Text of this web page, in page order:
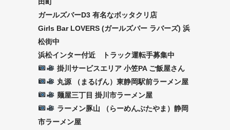
ガールズバーD3 有名なボッタクリ店
Girls Bar LOVERS (ガールズバー ラバーズ) 浜
松街中
浜松インター付近 トラック運転手募集中
掛川サービスエリア 小笠PA ご飯屋さん
丸源 （まるげん）東静岡駅前ラーメン屋
麺屋三丁目 掛川市ラーメン屋
ラーメン豚山 （らーめんぶたやま）静岡
市ラーメン屋